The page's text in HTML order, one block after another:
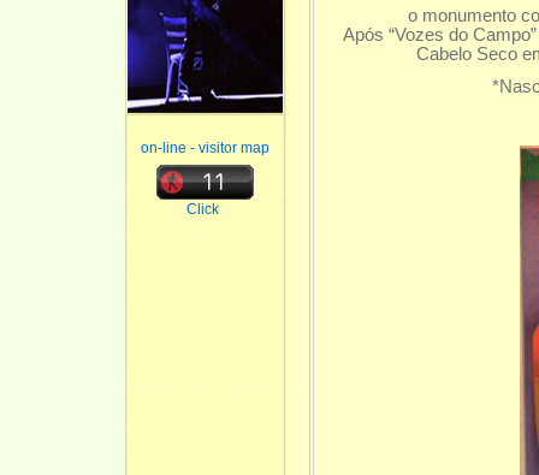
on-line - visitor map
Click
o monumento
Após “Vozes do
Cabelo Seco